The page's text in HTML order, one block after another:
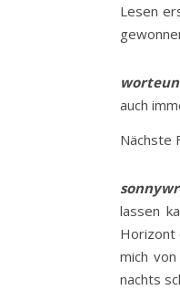
Lesen
auch
Nächste
lassen
Horizont
mich
nachts